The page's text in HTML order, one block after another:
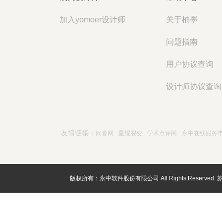
加入yomoer设计师 关于柚墨
问题指南
用户协议查询
设计师协议查询
友情链接： 问卷网 星耀裂变 学术点评网 永中在线服务
版权所有：永中软件股份有限公司 All Rights Reserved.